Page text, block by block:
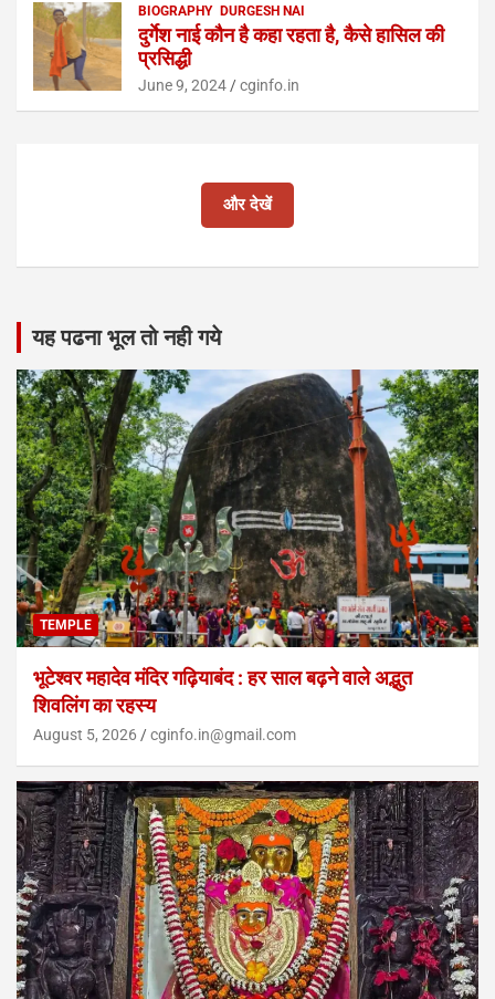
BIOGRAPHY DURGESH NAI
दुर्गेश नाई कौन है कहा रहता है, कैसे हासिल की
प्रसिद्धी
June 9, 2024 cginfo.in
और देखें
यह पढना भूल तो नही गये
TEMPLE
भूटेश्वर महादेव मंदिर गढ़ियाबंद : हर साल बढ़ने वाले अद्भुत
शिवलिंग का रहस्य
August 5, 2026 cginfo.in@gmail.com